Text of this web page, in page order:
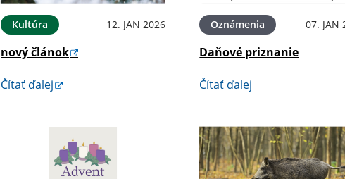
Kultúra 12. JAN 2026
nový článok
Čítať ďalej
Oznámenia 07. JAN
Daňové priznanie
Čítať ďalej